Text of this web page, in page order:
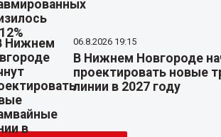
06.8.2026 19:15
В Нижнем Новгороде
проектировать новые
линии в 2027 году